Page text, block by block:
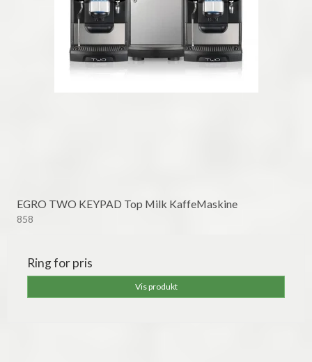
EGRO TWO KEYPAD Top Milk KaffeMaskine
858
Ring for pris
Vis produkt